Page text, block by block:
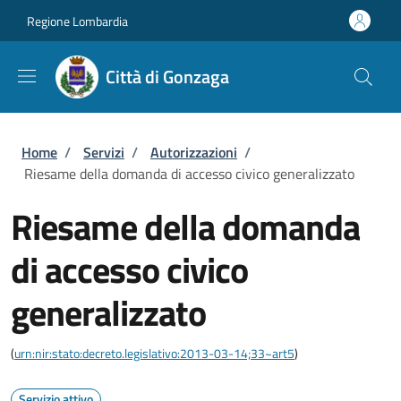
Regione Lombardia
Città di Gonzaga
Briciole di pane
Home / Servizi / Autorizzazioni /
Riesame della domanda di accesso civico generalizzato
Riesame della domanda
di accesso civico
generalizzato
(urn:nir:stato:decreto.legislativo:2013-03-14;33~art5)